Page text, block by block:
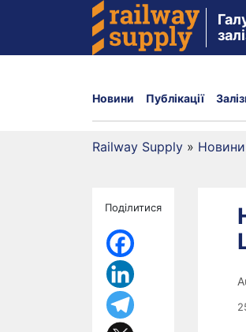
Новини Публікації
Railway Supply » Новини
Поділитися